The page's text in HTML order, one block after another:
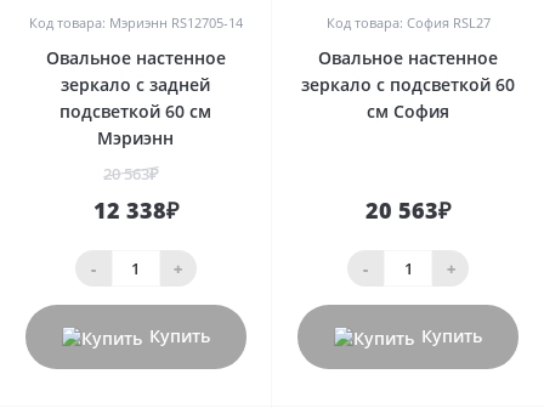
Код товара: Мэриэнн RS12705-14
Овальное настенное
зеркало с задней
подсветкой 60 см
Мэриэнн
20 563₽
12 338₽
- +
Купить
Код товара: София RSL27
Овальное настенное
зеркало с подсветкой 60
см София
20 563₽
- +
Купить